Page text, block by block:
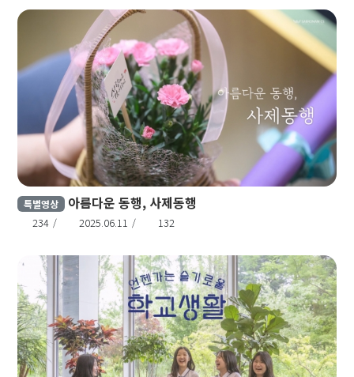
특별영상 아름다운 동행, 사제동행
234 2025.06.11 132